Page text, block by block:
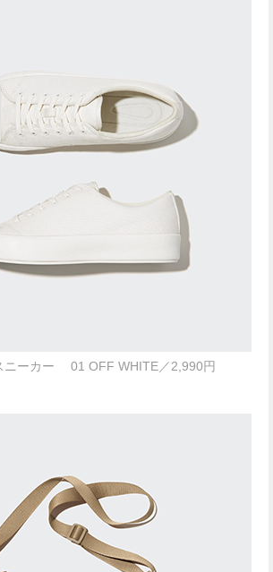
ニーカー 01 OFF WHITE／2,990円